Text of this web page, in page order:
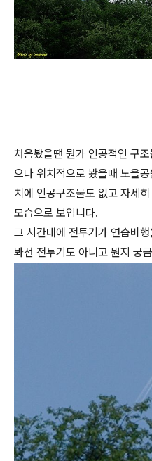
처음봤을땐 뭔가 인공적인 구
으나 위치적으로 봤을때 노을
치에 인공구조물도 없고 자세
모습으로 보입니다.
그 시간대에 전투기가 연습비
봐선 전투기도 아니고 뭔지 궁